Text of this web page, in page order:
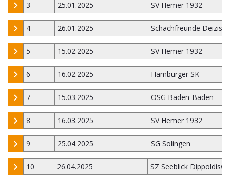
3 25.01.2025 SV Hemer 1932
4 26.01.2025 Schachfreunde
5 15.02.2025 SV Hemer 1932
6 16.02.2025 Hamburger SK
7 15.03.2025 OSG Baden-Baden
8 16.03.2025 SV Hemer 1932
9 25.04.2025 SG Solingen
10 26.04.2025 SZ Seeblick